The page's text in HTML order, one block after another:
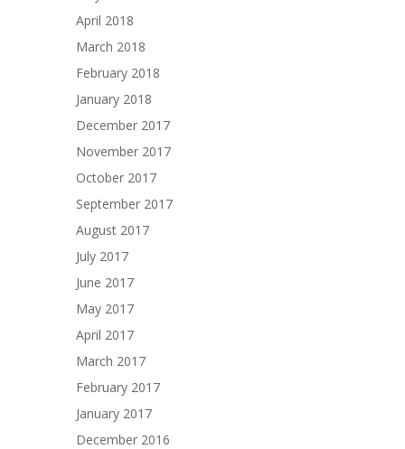
April 2018
March 2018
February 2018
January 2018
December 2017
November 2017
October 2017
September 2017
August 2017
July 2017
June 2017
May 2017
April 2017
March 2017
February 2017
January 2017
December 2016